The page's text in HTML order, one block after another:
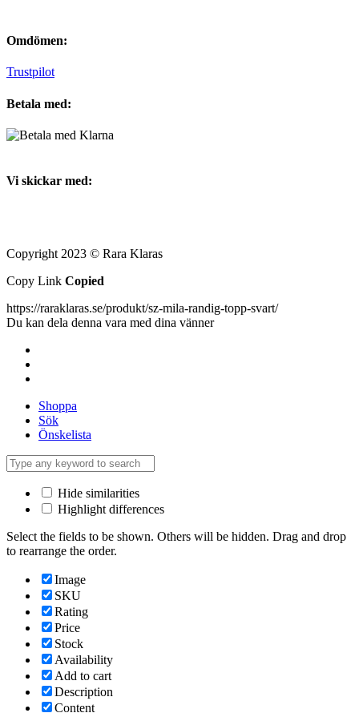
Omdömen:
Trustpilot
Betala med:
Vi skickar med:
Copyright 2023 © Rara Klaras
Copy Link Copied
https://raraklaras.se/produkt/sz-mila-randig-topp-svart/
Du kan dela denna vara med dina vänner
Shoppa
Sök
Önskelista
Hide similarities
Highlight differences
Select the fields to be shown. Others will be hidden. Drag and drop
to rearrange the order.
Image
SKU
Rating
Price
Stock
Availability
Add to cart
Description
Content